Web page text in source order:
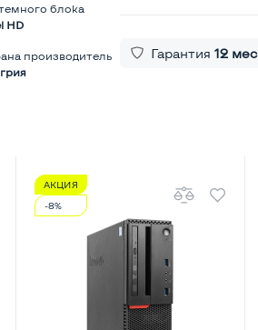
блока
HD
производитель
Гарантия 12 мес
АКЦИЯ
-8%